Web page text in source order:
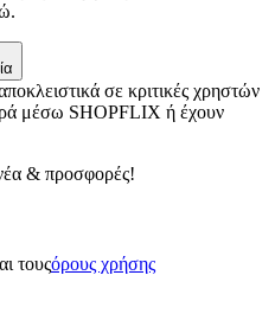
σε κριτικές χρηστών
μέσω SHOPFLIX ή έχουν
& προσφορές!
τουςόρους χρήσης